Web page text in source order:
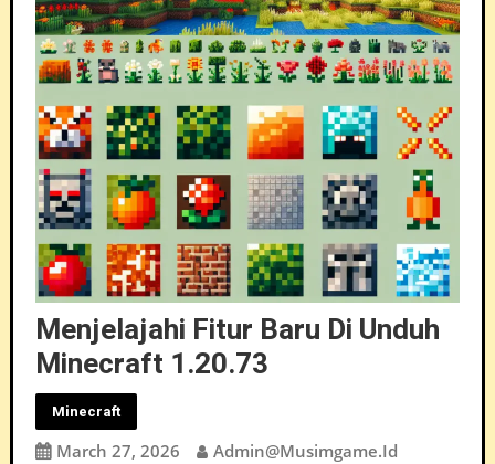
Menjelajahi Fitur Baru Di Unduh
Minecraft 1.20.73
Minecraft
March 27, 2026 Admin@musimgame.id